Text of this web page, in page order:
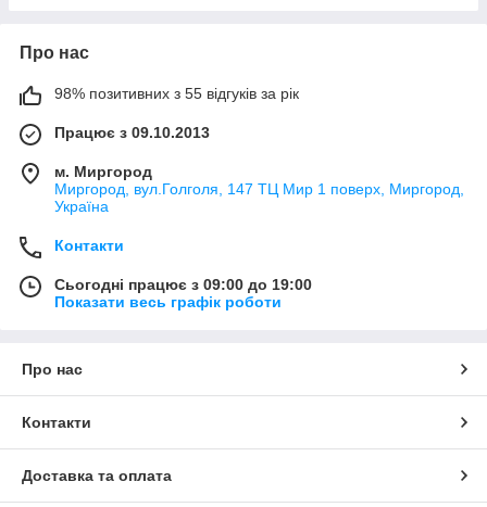
Про нас
98% позитивних з 55 відгуків за рік
Працює з 09.10.2013
м. Миргород
Миргород, вул.Голголя, 147 ТЦ Мир 1 поверх, Миргород,
Україна
Контакти
Сьогодні працює з 09:00 до 19:00
Показати весь графік роботи
Про нас
Контакти
Доставка та оплата